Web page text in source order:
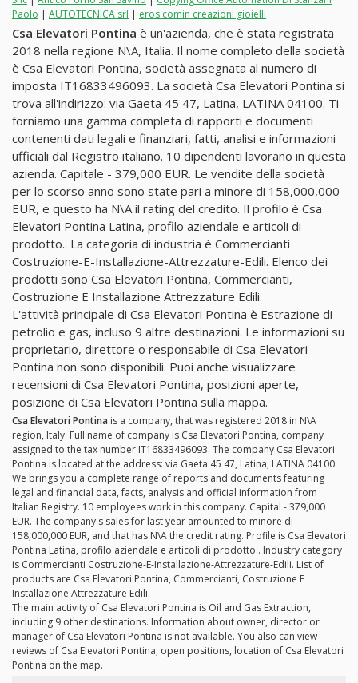
Paolo | AUTOTECNICA srl | eros comin creazioni gioielli
Csa Elevatori Pontina è un'azienda, che è stata registrata
2018 nella regione N\A, Italia. Il nome completo della società
è Csa Elevatori Pontina, società assegnata al numero di
imposta IT16833496093. La società Csa Elevatori Pontina si
trova all'indirizzo: via Gaeta 45 47, Latina, LATINA 04100. Ti
forniamo una gamma completa di rapporti e documenti
contenenti dati legali e finanziari, fatti, analisi e informazioni
ufficiali dal Registro italiano. 10 dipendenti lavorano in questa
azienda. Capitale - 379,000 EUR. Le vendite della società
per lo scorso anno sono state pari a minore di 158,000,000
EUR, e questo ha N\A il rating del credito. Il profilo è Csa
Elevatori Pontina Latina, profilo aziendale e articoli di
prodotto.. La categoria di industria è Commercianti
Costruzione-E-Installazione-Attrezzature-Edili. Elenco dei
prodotti sono Csa Elevatori Pontina, Commercianti,
Costruzione E Installazione Attrezzature Edili.
L'attività principale di Csa Elevatori Pontina è Estrazione di
petrolio e gas, incluso 9 altre destinazioni. Le informazioni su
proprietario, direttore o responsabile di Csa Elevatori
Pontina non sono disponibili. Puoi anche visualizzare
recensioni di Csa Elevatori Pontina, posizioni aperte,
posizione di Csa Elevatori Pontina sulla mappa.
Csa Elevatori Pontina is a company, that was registered 2018 in N\A
region, Italy. Full name of company is Csa Elevatori Pontina, company
assigned to the tax number IT16833496093. The company Csa Elevatori
Pontina is located at the address: via Gaeta 45 47, Latina, LATINA 04100.
We brings you a complete range of reports and documents featuring
legal and financial data, facts, analysis and official information from
Italian Registry. 10 employees work in this company. Capital - 379,000
EUR. The company's sales for last year amounted to minore di
158,000,000 EUR, and that has N\A the credit rating. Profile is Csa Elevatori
Pontina Latina, profilo aziendale e articoli di prodotto.. Industry category
is Commercianti Costruzione-E-Installazione-Attrezzature-Edili. List of
products are Csa Elevatori Pontina, Commercianti, Costruzione E
Installazione Attrezzature Edili.
The main activity of Csa Elevatori Pontina is Oil and Gas Extraction,
including 9 other destinations. Information about owner, director or
manager of Csa Elevatori Pontina is not available. You also can view
reviews of Csa Elevatori Pontina, open positions, location of Csa Elevatori
Pontina on the map.